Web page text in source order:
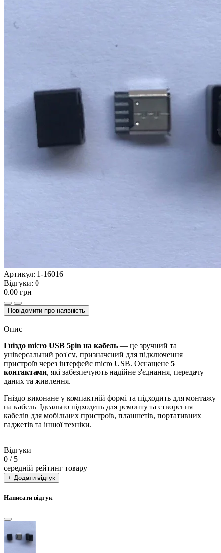
Артикул: 1-16016
Відгуки: 0
0.00 грн
Повідомити про наявність
Опис
Гніздо micro USB 5pin на кабель — це зручний та
універсальний роз'єм, призначений для підключення
пристроїв через інтерфейс micro USB. Оснащене 5
контактами, які забезпечують надійне з'єднання, передачу
даних та живлення.
Гніздо виконане у компактній формі та підходить для монтажу
на кабель. Ідеально підходить для ремонту та створення
кабелів для мобільних пристроїв, планшетів, портативних
гаджетів та іншої техніки.
Відгуки
0 / 5
середній рейтинг товару
+ Додати відгук
Написати відгук